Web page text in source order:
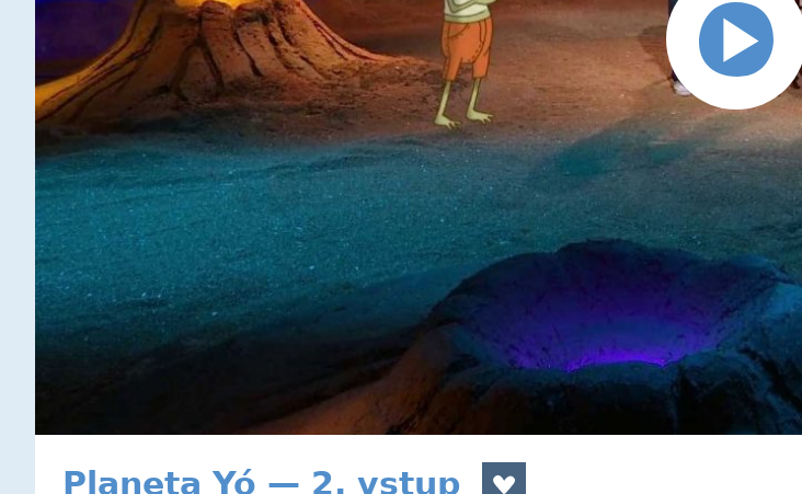
Planeta Yó — 2. vstup